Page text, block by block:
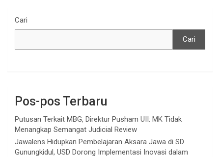
Cari
Cari
Pos-pos Terbaru
Putusan Terkait MBG, Direktur Pusham UII: MK Tidak
Menangkap Semangat Judicial Review
Jawalens Hidupkan Pembelajaran Aksara Jawa di SD
Gunungkidul, USD Dorong Implementasi Inovasi dalam